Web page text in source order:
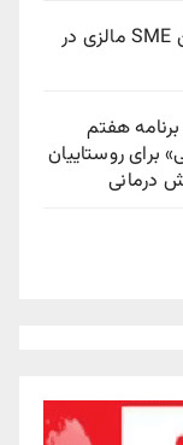
محمدرضا باقری مدیر روابط عمومی انجمن SME مالزی در
هفتم
برای روستاییان
درمانی